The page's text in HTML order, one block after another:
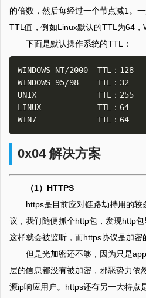
的倍数，然后每经过一个节点减1。
TTL值，例如Linux默认的TTL为64，
下面是默认操作系统的TTL：
WINDOWS NT/2000  TTL：128
WINDOWS 95/98    TTL：32
UNIX             TTL：255
LINUX            TTL：64
0x04 解决方案
（1）HTTPS
https是目前应对链路劫持用的
议，我们随便抓个http包，发现http包
这样就会被监听，而https协议是加密
但是光加密还不够，因为只是
层的信息都没有被加密，邪恶势力依
源ip响应用户。https还有另一大特点